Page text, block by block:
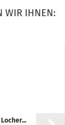
WIR IHNEN: